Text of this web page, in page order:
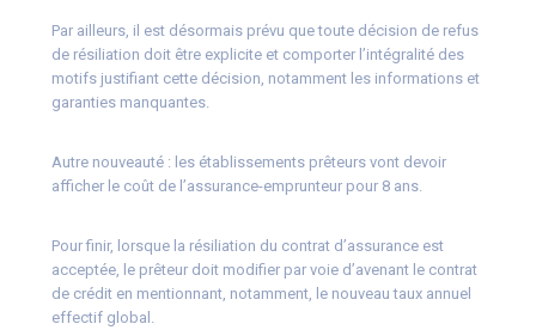
Par ailleurs, il est désormais prévu que toute décision de refus
de résiliation doit être explicite et comporter l’intégralité des
motifs justifiant cette décision, notamment les informations et
garanties manquantes.
Autre nouveauté : les établissements prêteurs vont devoir
afficher le coût de l’assurance-emprunteur pour 8 ans.
Pour finir, lorsque la résiliation du contrat d’assurance est
acceptée, le prêteur doit modifier par voie d’avenant le contrat
de crédit en mentionnant, notamment, le nouveau taux annuel
effectif global.